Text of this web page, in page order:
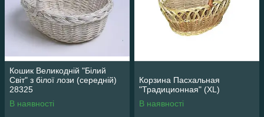
Кошик Великодній "Білий
Світ" з білої лози (середній)
28325
В наявності
Корзина Пасхальная
"Традиционная" (XL)
В наявності